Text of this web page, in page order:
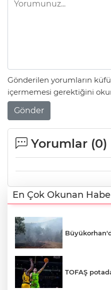
Gönderilen yorumların
içermemesi gerektiğini
Gönder
Yorumlar (0)
En Çok Okunan
TOFAŞ